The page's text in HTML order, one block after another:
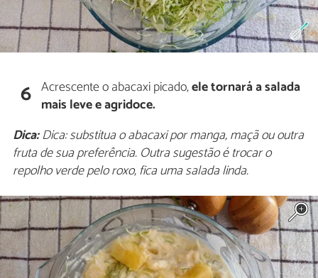
6 Acrescente o abacaxi picado,ele tornará a salada
mais leve e agridoce.
Dica:Dica: substitua o abacaxi por manga, maçã ou outra
fruta de sua preferência. Outra sugestão é trocar o
repolho verde pelo roxo, fica uma salada linda.